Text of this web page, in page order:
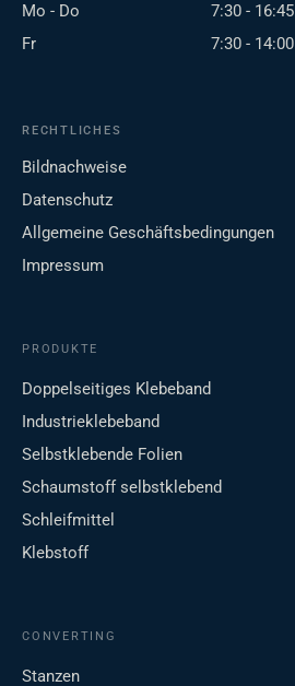
Mo - Do
7:30 - 16:45
Fr
7:30 - 14:00
RECHTLICHES
Bildnachweise
Datenschutz
Allgemeine Geschäftsbedingungen
Impressum
PRODUKTE
Doppelseitiges Klebeband
Industrieklebeband
Selbstklebende Folien
Schaumstoff selbstklebend
Schleifmittel
Klebstoff
CONVERTING
Stanzen